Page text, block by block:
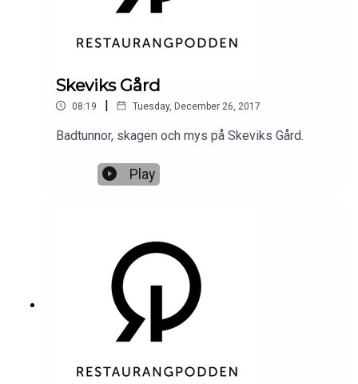
Skeviks Gård
08:19 | Tuesday, December 26, 2017
Badtunnor, skagen och mys på Skeviks Gård.
Play